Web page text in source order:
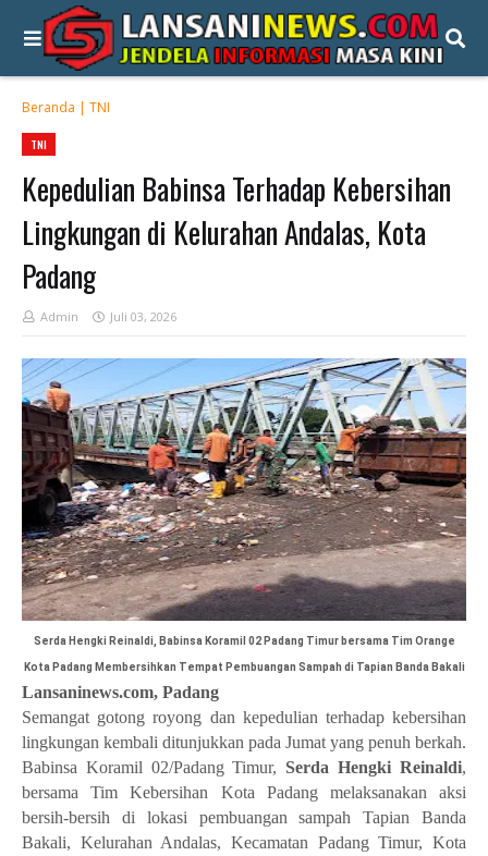
Beranda | TNI
TNI
Kepedulian Babinsa Terhadap Kebersihan
Lingkungan di Kelurahan Andalas, Kota
Padang
Admin Juli 03, 2026
Serda Hengki Reinaldi, Babinsa Koramil 02 Padang Timur bersama Tim Orange
Kota Padang Membersihkan Tempat Pembuangan Sampah di Tapian Banda Bakali
Lansaninews.com, Padang
Semangat gotong royong dan kepedulian terhadap kebersihan
lingkungan kembali ditunjukkan pada Jumat yang penuh berkah.
Babinsa Koramil 02/Padang Timur,Serda Hengki Reinaldi,
bersama Tim Kebersihan Kota Padang melaksanakan aksi
bersih-bersih di lokasi pembuangan sampah Tapian Banda
Bakali, Kelurahan Andalas, Kecamatan Padang Timur, Kota